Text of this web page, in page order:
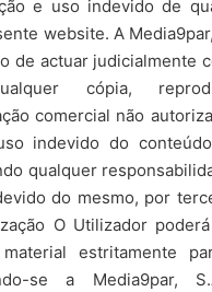
e uso indevido de
website. A
de actuar judicialmente
cópia,
comercial não
indevido do
qualquer
do mesmo, por
O Utilizador
estritamente
se a Media9par,